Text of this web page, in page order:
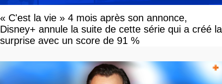
« C'est la vie » 4 mois après son annonce,
Disney+ annule la suite de cette série qui a créé la
surprise avec un score de 91 %